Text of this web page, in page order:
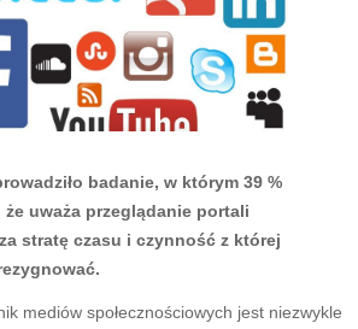
badanie, w którym 39 %
że uważa przeglądanie portali
stratę czasu i czynność z której
mediów społecznościowych jest niezwykle